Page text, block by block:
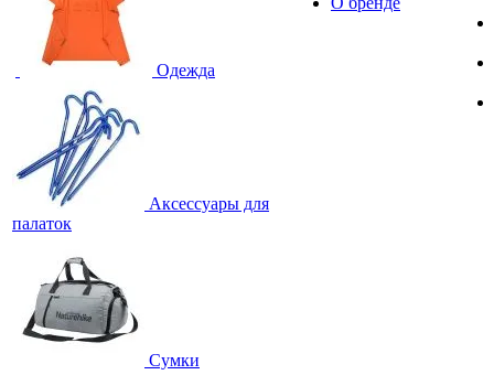
Одежда
Аксессуары для
палаток
Сумки